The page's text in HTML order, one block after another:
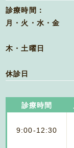
診療時間：
月・火・水・金
木・土曜日
休診日
診療時間
9:00-12:30